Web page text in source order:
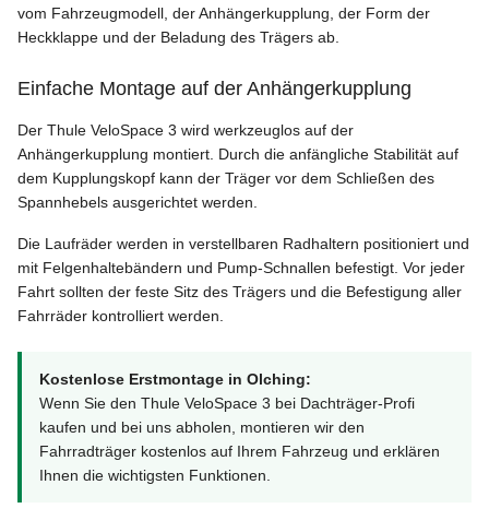
vom Fahrzeugmodell, der Anhängerkupplung, der Form der
Heckklappe und der Beladung des Trägers ab.
Einfache Montage auf der Anhängerkupplung
Der Thule VeloSpace 3 wird werkzeuglos auf der
Anhängerkupplung montiert. Durch die anfängliche Stabilität auf
dem Kupplungskopf kann der Träger vor dem Schließen des
Spannhebels ausgerichtet werden.
Die Laufräder werden in verstellbaren Radhaltern positioniert und
mit Felgenhaltebändern und Pump-Schnallen befestigt. Vor jeder
Fahrt sollten der feste Sitz des Trägers und die Befestigung aller
Fahrräder kontrolliert werden.
Kostenlose Erstmontage in Olching:
Wenn Sie den Thule VeloSpace 3 bei Dachträger-Profi
kaufen und bei uns abholen, montieren wir den
Fahrradträger kostenlos auf Ihrem Fahrzeug und erklären
Ihnen die wichtigsten Funktionen.